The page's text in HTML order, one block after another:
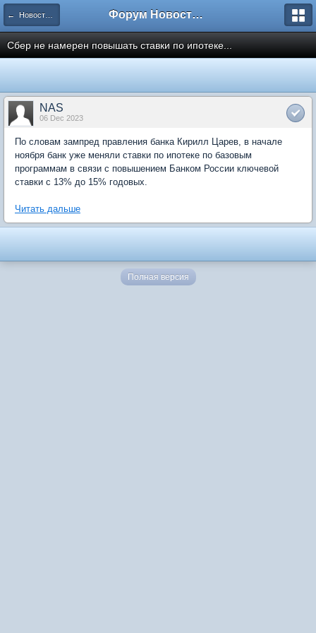
← Новости рынка недвижимости Форум Новостройки
Сбер не намерен повышать ставки по ипотеке...
NAS
06 Dec 2023
По словам зампред правления банка Кирилл Царев, в начале
ноября банк уже меняли ставки по ипотеке по базовым
программам в связи с повышением Банком России ключевой
ставки с 13% до 15% годовых.
Читать дальше
Полная версия